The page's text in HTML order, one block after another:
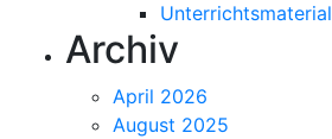
Unterrichtsmaterial
Archiv
April 2026
August 2025